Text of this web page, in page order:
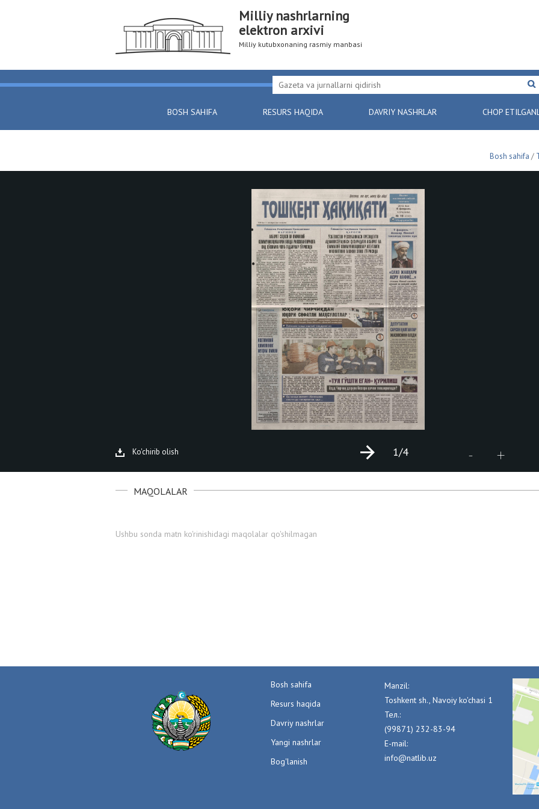
Milliy nashrlarning
elektron arxivi
Milliy kutubxonaning rasmiy manbasi
BOSH SAHIFA RESURS HAQIDA DAVRIY NASHRLAR CHOP
Bosh sahifa /
Ko'chirib olish - +
1/4
MAQOLALAR
Ushbu sonda matn ko'rinishidagi maqolalar qo'shilmagan
Bosh sahifa
Resurs haqida
Davriy nashrlar
Yangi nashrlar
Bog'lanish
Manzil:
Toshkent sh., Navoiy ko'chasi 1
Тел.:
(99871) 232-83-94
E-mail:
info@natlib.uz